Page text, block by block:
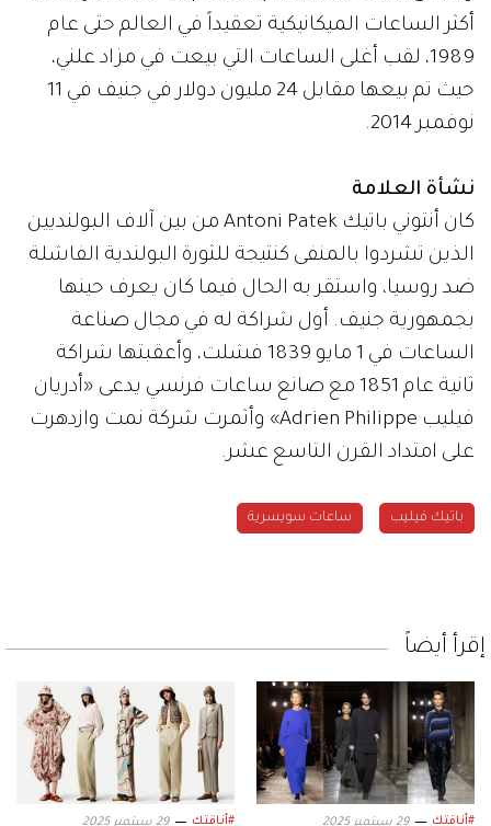
أكثر الساعات الميكانيكية تعقيداً في العالم حتى عام
1989، لقب أغلى الساعات التي بيعت في مزاد علني،
حيث تم بيعها مقابل 24 مليون دولار في جنيف في 11
نوفمبر 2014.
نشأة العلامة
كان أنتوني باتيك Antoni Patek من بين آلاف البولنديين
الذين تشردوا بالمنفى كنتيجة للثورة البولندية الفاشلة
ضد روسيا، واستقر به الحال فيما كان يعرف حينها
بجمهورية جنيف. أول شراكة له في مجال صناعة
الساعات في 1 مايو 1839 فشلت، وأعقبتها شراكة
ثانية عام 1851 مع صانع ساعات فرنسي يدعى «أدريان
فيليب Adrien Philippe» وأثمرت شركة نمت وازدهرت
على امتداد القرن التاسع عشر.
باتيك فيليب ساعات سويسرية
إقرأ أيضاً
#أناقتك 29 سبتمبر 2025 #أناقتك 29 سبتمبر 2025